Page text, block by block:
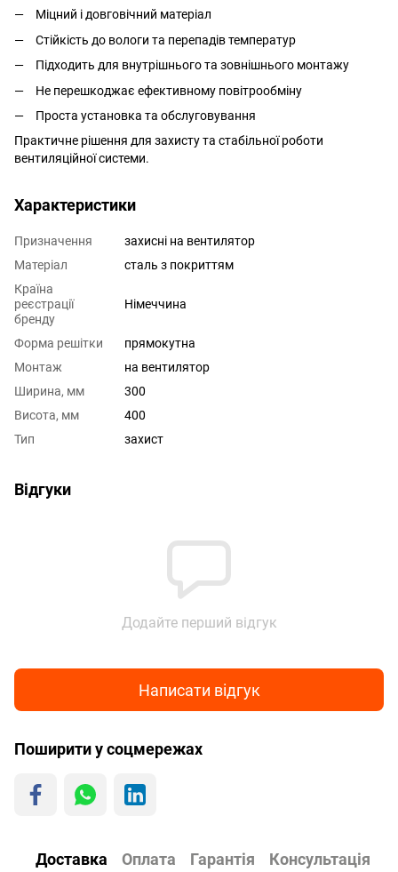
Міцний і довговічний матеріал
Стійкість до вологи та перепадів температур
Підходить для внутрішнього та зовнішнього монтажу
Не перешкоджає ефективному повітрообміну
Проста установка та обслуговування
Практичне рішення для захисту та стабільної роботи
вентиляційної системи.
Характеристики
Призначення
захисні на вентилятор
Матеріал
сталь з покриттям
Країна
реєстрації
бренду
Німеччина
Форма решітки
прямокутна
Монтаж
на вентилятор
Ширина, мм
300
Висота, мм
400
Тип
захист
Відгуки
Додайте перший відгук
Написати відгук
Поширити у соцмережах
Доставка Оплата Гарантія Консультація